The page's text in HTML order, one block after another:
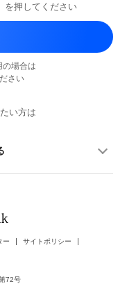
を押してください
の場合は
さい
い方は
ー
サイトポリシー
72号